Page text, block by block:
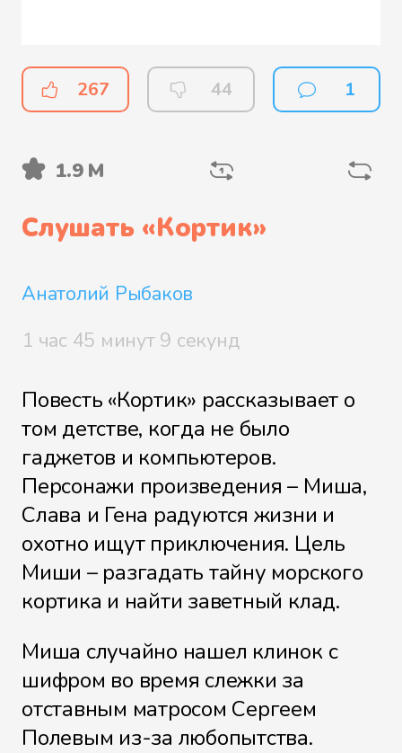
267 44 1
1.9 М
Слушать «Кортик»
Анатолий Рыбаков
1 час 45 минут 9 секунд
Повесть «Кортик» рассказывает о
том детстве, когда не было
гаджетов и компьютеров.
Персонажи произведения – Миша,
Слава и Гена радуются жизни и
охотно ищут приключения. Цель
Миши – разгадать тайну морского
кортика и найти заветный клад.
Миша случайно нашел клинок с
шифром во время слежки за
отставным матросом Сергеем
Полевым из-за любопытства.